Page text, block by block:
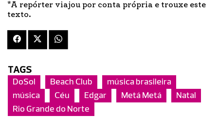
*A repórter viajou por conta própria e trouxe este
texto.
TAGS
DoSol Beach Club
música brasileira
música
Céu Edgar Metá Metá
Natal
Rio Grande do Norte